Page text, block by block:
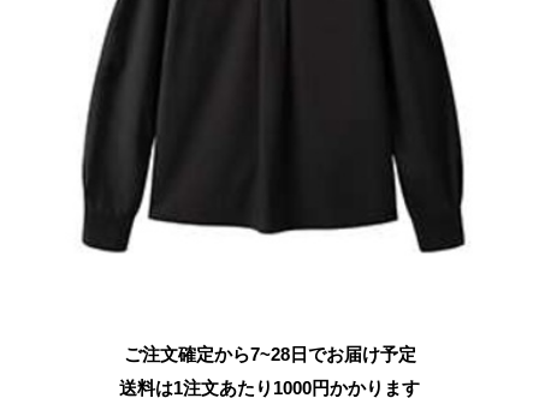
ご注文確定から7~28日でお届け予定
送料は1注文あたり 1000円かかります